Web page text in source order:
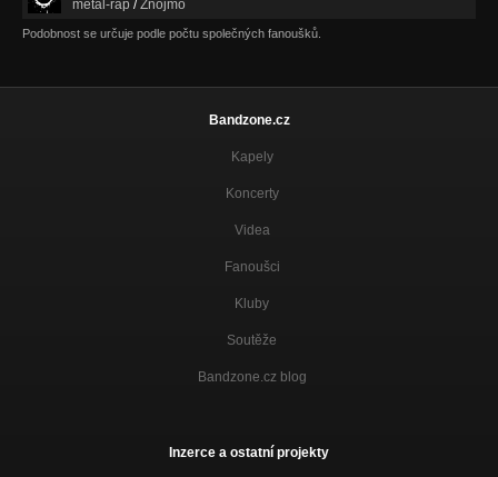
metal-rap /Znojmo
Podobnost se určuje podle počtu společných fanoušků.
Bandzone.cz
Kapely
Koncerty
Videa
Fanoušci
Kluby
Soutěže
Bandzone.cz blog
Inzerce a ostatní projekty